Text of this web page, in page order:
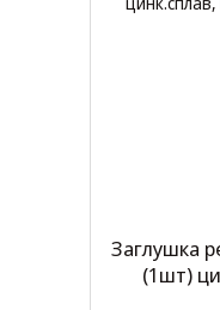
Заглушка
(1шт)